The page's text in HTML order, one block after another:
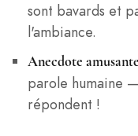
sont bavards et
l'ambiance.
Anecdote
parole humaine
répondent !